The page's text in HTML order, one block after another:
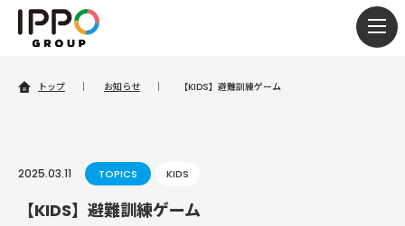
トップ ｜ お知らせ ｜ 【KIDS】避難訓練ゲーム
2025.03.11 TOPICS KIDS
【KIDS】避難訓練ゲーム